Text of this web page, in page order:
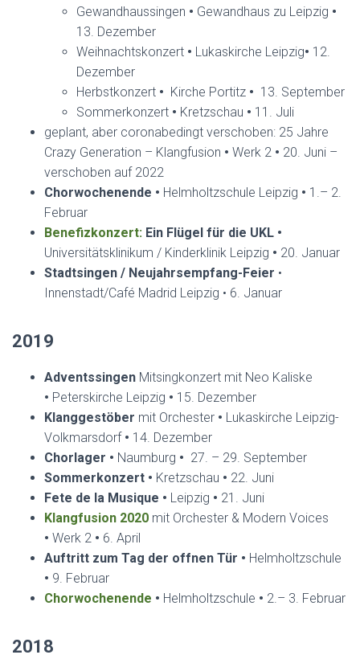
Gewandhaussingen • Gewandhaus zu Leipzig •
13. Dezember
Weihnachtskonzert • Lukaskirche Leipzig• 12.
Dezember
Herbstkonzert • Kirche Portitz • 13. September
Sommerkonzert • Kretzschau • 11. Juli
geplant, aber coronabedingt verschoben: 25 Jahre
Crazy Generation – Klangfusion • Werk 2 • 20. Juni –
verschoben auf 2022
Chorwochenende • Helmholtzschule Leipzig • 1.– 2.
Februar
Benefizkonzert: Ein Flügel für die UKL •
Universitätsklinikum / Kinderklinik Leipzig • 20. Januar
Stadtsingen / Neujahrsempfang-Feier •
Innenstadt/Café Madrid Leipzig • 6. Januar
2019
Adventssingen Mitsingkonzert mit Neo Kaliske
• Peterskirche Leipzig • 15. Dezember
Klanggestöber mit Orchester • Lukaskirche Leipzig-
Volkmarsdorf • 14. Dezember
Chorlager • Naumburg • 27. – 29. September
Sommerkonzert • Kretzschau • 22. Juni
Fete de la Musique • Leipzig • 21. Juni
Klangfusion 2020 mit Orchester & Modern Voices
• Werk 2 • 6. April
Auftritt zum Tag der offnen Tür • Helmholtzschule
• 9. Februar
Chorwochenende • Helmholtzschule • 2.– 3. Februar
2018